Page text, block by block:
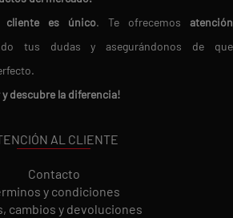
cliente es único. Te ofrecemos atención
tus dudas y asegurándonos de que
descubre la diferencia!
AL CLIENTE
Contacto
y condiciones
cambios y devoluciones